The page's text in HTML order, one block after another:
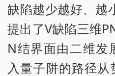
缺陷越少越好、越
提出了V缺陷三维
N结界面由二维发
入量子阱的路径